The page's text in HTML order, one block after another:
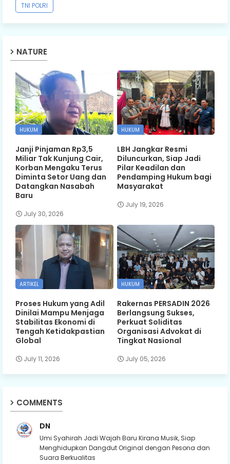
TNI POLRI
NATURE
HUKUM
Janji Pinjaman Rp3,5
Miliar Tak Kunjung Cair,
Korban Mengaku Terus
Diminta Setor Uang dan
Datangkan Nasabah
Baru
July 30, 2026
HUKUM
LBH Jangkar Resmi
Diluncurkan, Siap Jadi
Pilar Keadilan dan
Pendamping Hukum bagi
Masyarakat
July 19, 2026
ARTIKEL
Proses Hukum yang Adil
Dinilai Mampu Menjaga
Stabilitas Ekonomi di
Tengah Ketidakpastian
Global
July 11, 2026
HUKUM
Rakernas PERSADIN 2026
Berlangsung Sukses,
Perkuat Soliditas
Organisasi Advokat di
Tingkat Nasional
July 05, 2026
COMMENTS
DN
Umi Syahirah Jadi Wajah Baru Kirana Musik, Siap
Menghidupkan Dangdut Original dengan Pesona dan
Suara Berkualitas